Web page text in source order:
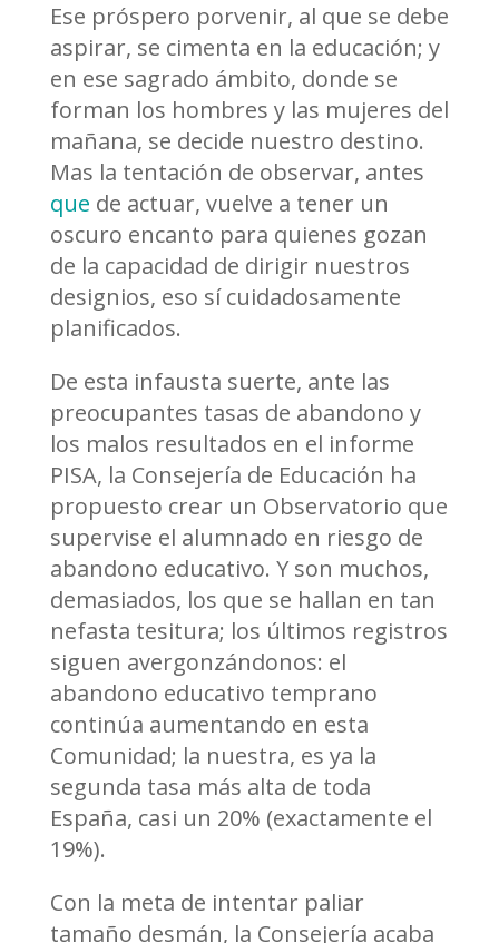
Ese próspero porvenir, al que se debe
aspirar, se cimenta en la educación; y
en ese sagrado ámbito, donde se
forman los hombres y las mujeres del
mañana, se decide nuestro destino.
Mas la tentación de observar, antes
que de actuar, vuelve a tener un
oscuro encanto para quienes gozan
de la capacidad de dirigir nuestros
designios, eso sí cuidadosamente
planificados.
De esta infausta suerte, ante las
preocupantes tasas de abandono y
los malos resultados en el informe
PISA, la Consejería de Educación ha
propuesto crear un Observatorio que
supervise el alumnado en riesgo de
abandono educativo. Y son muchos,
demasiados, los que se hallan en tan
nefasta tesitura; los últimos registros
siguen avergonzándonos: el
abandono educativo temprano
continúa aumentando en esta
Comunidad; la nuestra, es ya la
segunda tasa más alta de toda
España, casi un 20% (exactamente el
19%).
Con la meta de intentar paliar
tamaño desmán, la Consejería acaba